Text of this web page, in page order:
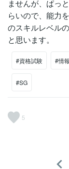
ませんが、ぱっ
らいので、能力
のスキルレベル
と思います。
#資格試験 #情
#SG
5